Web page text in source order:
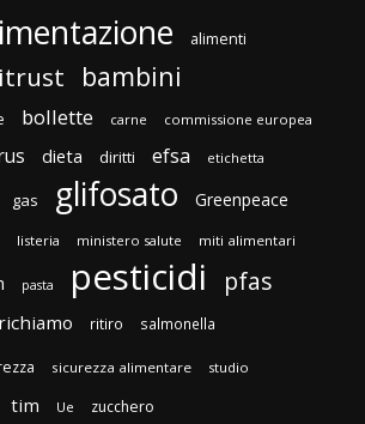
alimenti
bambini
bollette carne commissione europea
dieta diritti efsa etichetta
gas glifosato Greenpeace
listeria ministero salute miti alimentari
pasta pesticidi pfas
richiamo ritiro salmonella
sicurezza alimentare studio
tim Ue zucchero